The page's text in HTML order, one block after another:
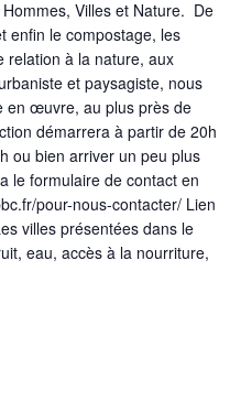
Villes et Nature. De
enfin le compostage, les
relation à la nature, aux
et paysagiste, nous
en œuvre, au plus près de
démarrera à partir de 20h
ou bien arriver un peu plus
le formulaire de contact en
pour-nous-contacter/ Lien
villes présentées dans le
eau, accès à la nourriture,